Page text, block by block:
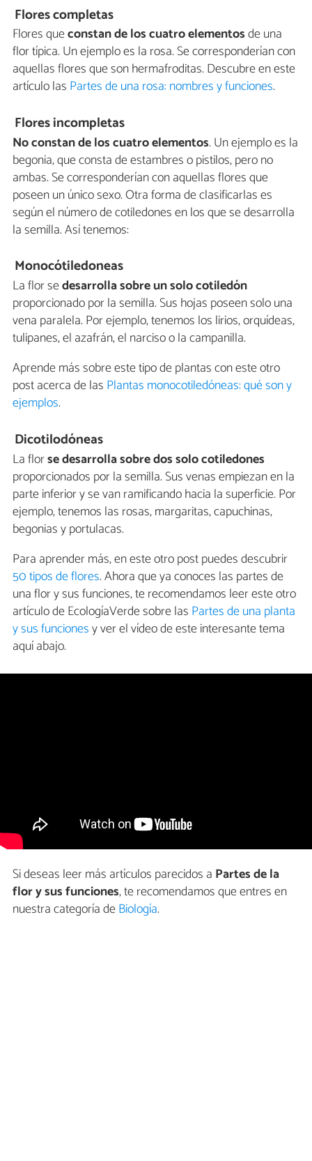
Flores completas
Flores queconstan de los cuatro elementosde una
flor típica. Un ejemplo es la rosa. Se corresponderían con
aquellas flores que son hermafroditas. Descubre en este
artículo las Partes de una rosa: nombres y funciones.
Flores incompletas
No constan de los cuatro elementos. Un ejemplo es la
begonia, que consta de estambres o pistilos, pero no
ambas. Se corresponderían con aquellas flores que
poseen un único sexo. Otra forma de clasificarlas es
según el número de cotiledones en los que se desarrolla
la semilla. Así tenemos:
Monocótiledoneas
La flor sedesarrolla sobre un solo cotiledón
proporcionado por la semilla. Sus hojas poseen solo una
vena paralela. Por ejemplo, tenemos los lirios, orquídeas,
tulipanes, el azafrán, el narciso o la campanilla.
Aprende más sobre este tipo de plantas con este otro
post acerca de las Plantas monocotiledóneas: qué son y
ejemplos.
Dicotilodóneas
La florse desarrolla sobre dos solo cotiledones
proporcionados por la semilla. Sus venas empiezan en la
parte inferior y se van ramificando hacia la superficie. Por
ejemplo, tenemos las rosas, margaritas, capuchinas,
begonias y portulacas.
Para aprender más, en este otro post puedes descubrir
50 tipos de flores. Ahora que ya conoces las partes de
una flor y sus funciones, te recomendamos leer este otro
artículo de EcologíaVerde sobre las Partes de una planta
y sus funcionesy ver el vídeo de este interesante tema
aquí abajo.
Si deseas leer más artículos parecidos a Partes de la
flor y sus funciones, te recomendamos que entres en
nuestra categoría deBiología.